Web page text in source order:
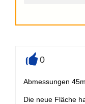
0
Abmessungen
Die neue Fläche